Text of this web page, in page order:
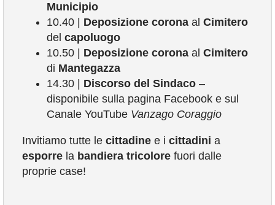
Municipio
10.40 | Deposizione coronaal Cimitero
del capoluogo
10.50 | Deposizione corona al Cimitero
di Mantegazza
14.30 | Discorso del Sindaco –
disponibile sulla pagina Facebook e sul
Canale YouTube Vanzago Coraggio
Invitiamo tutte le cittadinee i cittadini a
esporrela bandiera tricolorefuori dalle
proprie case!